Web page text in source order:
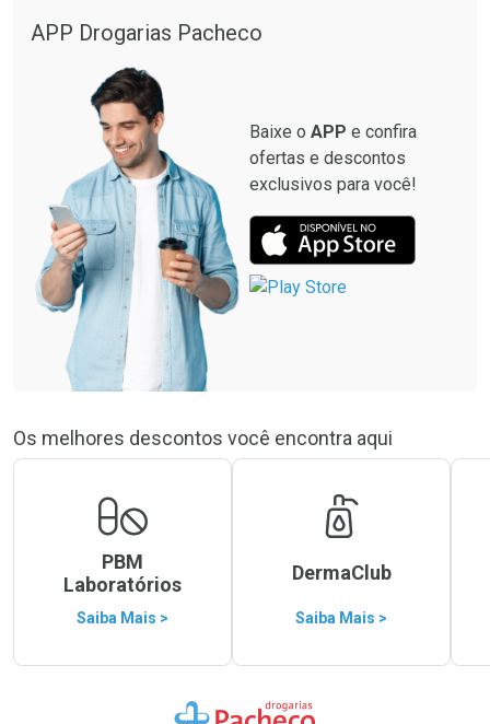
Comprar sem Desconto
Comprar sem Desconto
Por R$ 51,93/cada
APP Drogarias Pacheco
Baixe o APP e confira
ofertas e descontos
exclusivos para você!
Os melhores descontos você encontra aqui
PBM
Laboratórios
Saiba Mais >
DermaClub
Saiba Mais >
Ir para a Home